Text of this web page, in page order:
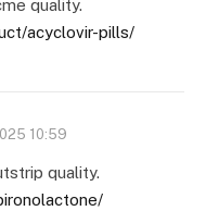
quality.
acyclovir-pills/
10:59
quality.